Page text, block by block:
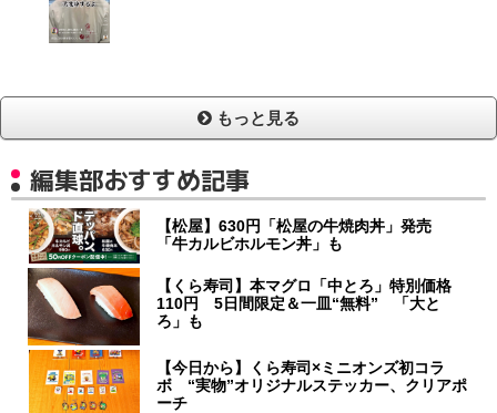
もっと見る
編集部おすすめ記事
【松屋】630円「松屋の牛焼肉丼」発売
「牛カルビホルモン丼」も
【くら寿司】本マグロ「中とろ」特別価格
110円 5日間限定＆一皿“無料” 「大と
ろ」も
【今日から】くら寿司×ミニオンズ初コラ
ボ “実物”オリジナルステッカー、クリアポ
ーチ